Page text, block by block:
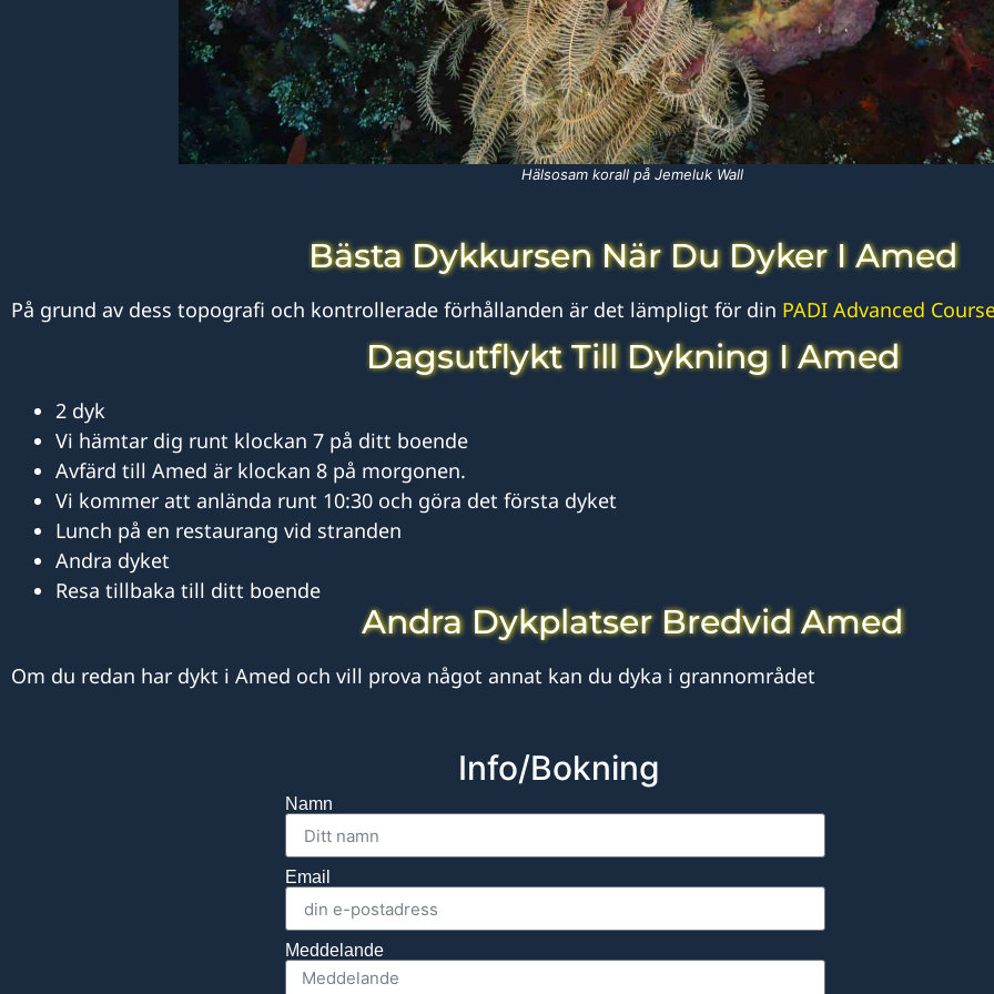
Hälsosam korall på Jemeluk Wall
Bästa Dykkursen När Du Dyker I Amed
På grund av dess topografi och kontrollerade förhållanden är det lämpligt för din PADI Advanced
Dagsutflykt Till Dykning I Amed
2 dyk
Vi hämtar dig runt klockan 7 på ditt boende
Avfärd till Amed är klockan 8 på morgonen.
Vi kommer att anlända runt 10:30 och göra det första dyket
Lunch på en restaurang vid stranden
Andra dyket
Resa tillbaka till ditt boende
Andra Dykplatser Bredvid Amed
Om du redan har dykt i Amed och vill prova något annat kan du dyka i grannområdet
Info/Bokning
Namn
Email
Meddelande